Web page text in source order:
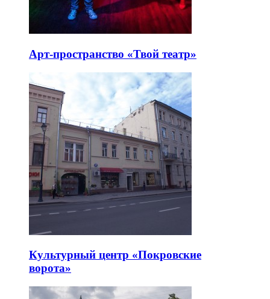
Арт-пространство «Твой театр»
Культурный центр «Покровские
ворота»